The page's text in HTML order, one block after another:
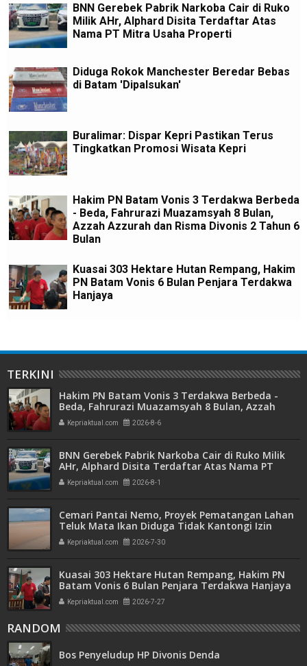
BNN Gerebek Pabrik Narkoba Cair di Ruko
Milik AHr, Alphard Disita Terdaftar Atas
Nama PT Mitra Usaha Properti
Diduga Rokok Manchester Beredar Bebas
di Batam 'Dipalsukan'
Buralimar: Dispar Kepri Pastikan Terus
Tingkatkan Promosi Wisata Kepri
Hakim PN Batam Vonis 3 Terdakwa Berbeda
- Beda, Fahrurazi Muazamsyah 8 Bulan,
Azzah Azzurah dan Risma Divonis 2 Tahun 6
Bulan
Kuasai 303 Hektare Hutan Rempang, Hakim
PN Batam Vonis 6 Bulan Penjara Terdakwa
Hanjaya
TERKINI
Hakim PN Batam Vonis 3 Terdakwa Berbeda -
Beda, Fahrurazi Muazamsyah 8 Bulan, Azzah
Azzurah dan Risma Divonis 2 Tahun 6 Bulan
Kepriaktual.com 2026-8-6
BNN Gerebek Pabrik Narkoba Cair di Ruko Milik
AHr, Alphard Disita Terdaftar Atas Nama PT
Mitra Usaha Properti
Kepriaktual.com 2026-8-1
Cemari Pantai Nemo, Proyek Pematangan Lahan
Teluk Mata Ikan Diduga Tidak Kantongi Izin
Amdal
Kepriaktual.com 2026-7-30
Kuasai 303 Hektare Hutan Rempang, Hakim PN
Batam Vonis 6 Bulan Penjara Terdakwa Hanjaya
Kepriaktual.com 2026-7-27
RANDOM
Bos Penyeludup HP Divonis Denda